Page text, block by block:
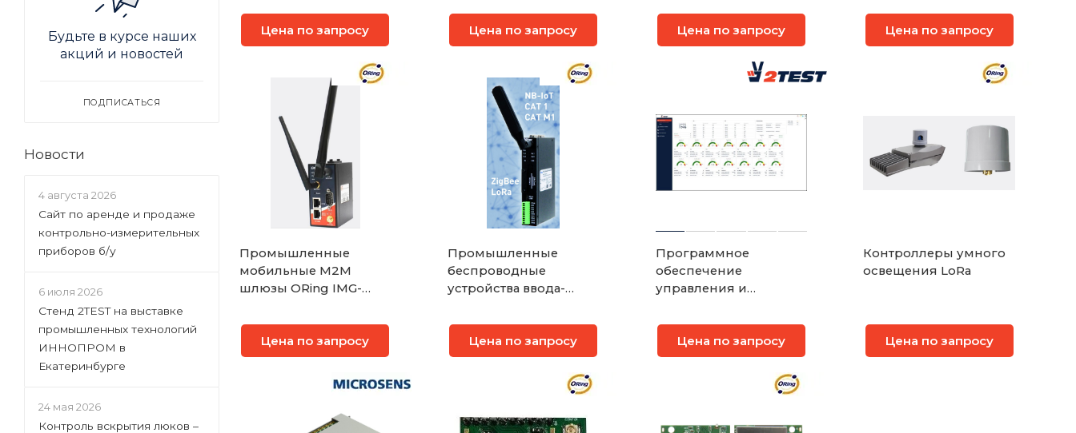
Цена по запросу Цена по запросу Цена по запросу Цена по запросу
Промышленные
мобильные M2M
шлюзы ORing IMG-
Цена по запросу
Промышленные
беспроводные
устройства ввода-
G30218
Цена по запросу
Программное
обеспечение
управления и
ПрофиВижн
Цена по запросу
Контроллеры умного
освещения LoRa
Цена по запросу
Будьте в курсе наших
акций и новостей
ПОДПИСАТЬСЯ
Новости
4 августа 2026
Сайт по аренде и продаже
контрольно-измерительных
приборов б/у
6 июля 2026
Стенд 2TEST на выставке
промышленных технологий
ИННОПРОМ в
Екатеринбурге
24 мая 2026
Контроль вскрытия люков –